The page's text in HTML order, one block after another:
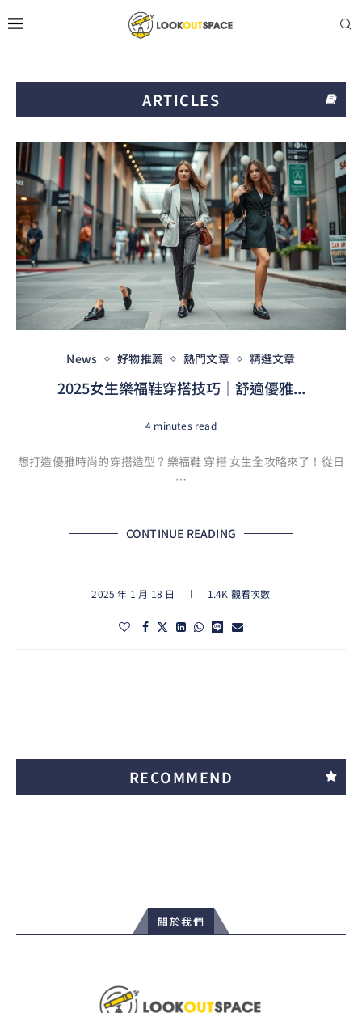
ARTICLES
News 好物推薦 熱門文章 精選文章
2025女生樂福鞋穿搭技巧｜舒適優雅...
4 minutes read
想打造優雅時尚的穿搭造型？樂福鞋 穿搭 女生全攻略來了！從日
…
CONTINUE READING
2025 年 1 月 18 日 1.4K 觀看次數
RECOMMEND
關於我們